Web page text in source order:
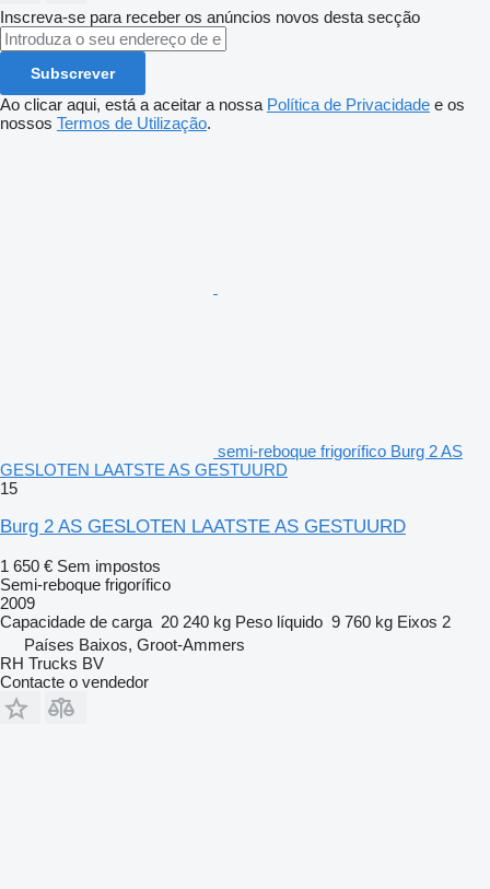
Inscreva-se para receber os anúncios novos desta secção
Subscrever
Ao clicar aqui, está a aceitar a nossa Política de Privacidade e os
nossos Termos de Utilização.
semi-reboque frigorífico Burg 2 AS
GESLOTEN LAATSTE AS GESTUURD
15
Burg 2 AS GESLOTEN LAATSTE AS GESTUURD
1 650 € Sem impostos
Semi-reboque frigorífico
2009
Capacidade de carga 20 240 kg Peso líquido 9 760 kg Eixos 2
Países Baixos, Groot-Ammers
RH Trucks BV
Contacte o vendedor